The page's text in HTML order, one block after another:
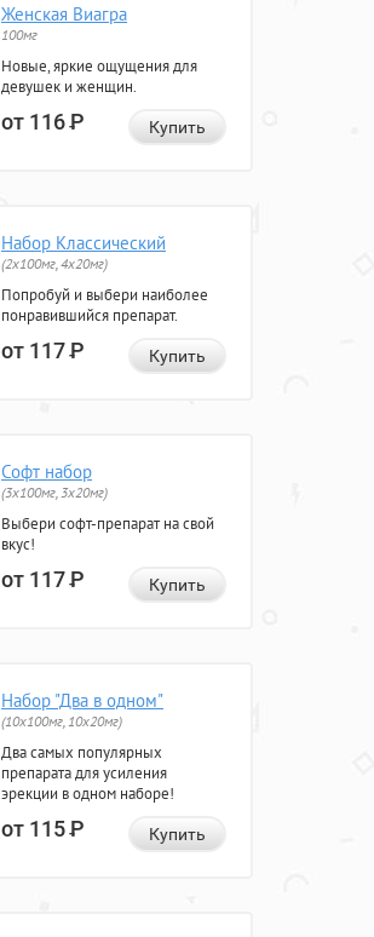
Женская Виагра
100мг
Новые, яркие ощущения для
девушек и женщин.
от 116Р Купить
Набор Классический
(2x100мг, 4x20мг)
Попробуй и выбери наиболее
понравившийся препарат.
от 117Р Купить
Софт набор
(3x100мг, 3x20мг)
Выбери софт-препарат на свой
вкус!
от 117Р Купить
Набор "Два в одном"
(10x100мг, 10x20мг)
Два самых популярных
препарата для усиления
эрекции в одном наборе!
от 115Р Купить